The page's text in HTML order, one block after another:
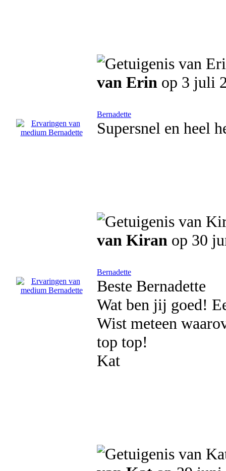
van Erin op 3 juli
Bernadette
Supersnel en heel
van Kiran op 30
Bernadette
Beste Bernadette
Wat ben jij goed!
Wist meteen
top top!
Kat